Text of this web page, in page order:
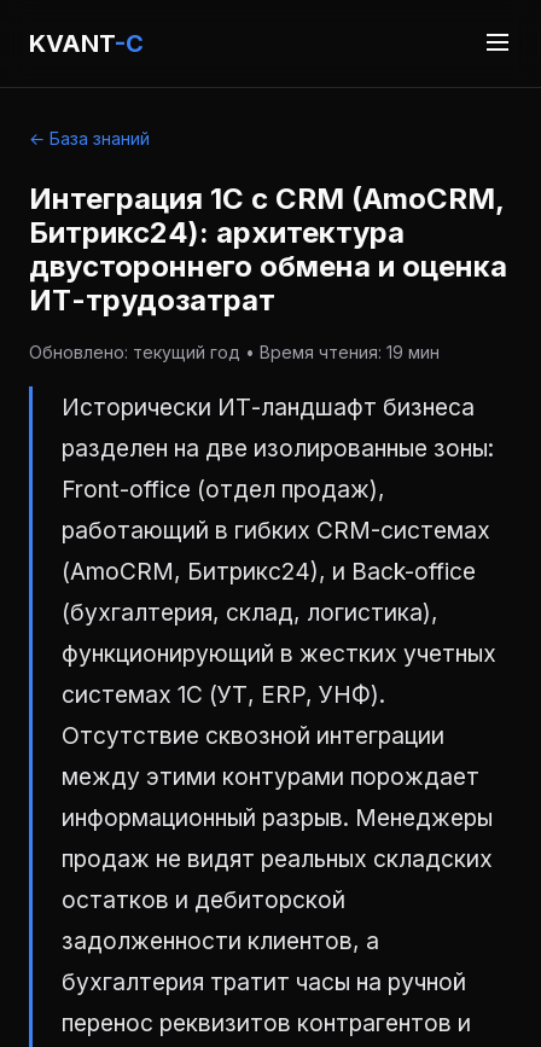
KVANT-C
← База знаний
Интеграция 1С с CRM (AmoCRM,
Битрикс24): архитектура
двустороннего обмена и оценка
ИТ-трудозатрат
Обновлено: текущий год • Время чтения: 19 мин
Исторически ИТ-ландшафт бизнеса
разделен на две изолированные зоны:
Front-office (отдел продаж),
работающий в гибких CRM-системах
(AmoCRM, Битрикс24), и Back-office
(бухгалтерия, склад, логистика),
функционирующий в жестких учетных
системах 1С (УТ, ERP, УНФ).
Отсутствие сквозной интеграции
между этими контурами порождает
информационный разрыв. Менеджеры
продаж не видят реальных складских
остатков и дебиторской
задолженности клиентов, а
бухгалтерия тратит часы на ручной
перенос реквизитов контрагентов и